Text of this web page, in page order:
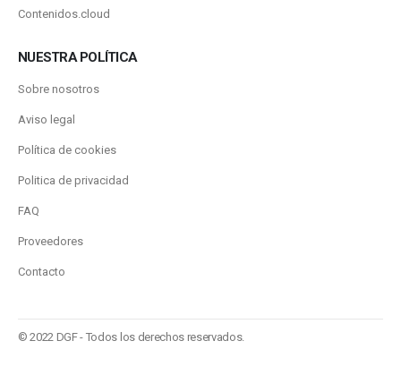
Contenidos.cloud
NUESTRA POLÍTICA
Sobre nosotros
Aviso legal
Política de cookies
Politica de privacidad
FAQ
Proveedores
Contacto
© 2022 DGF - Todos los derechos reservados.